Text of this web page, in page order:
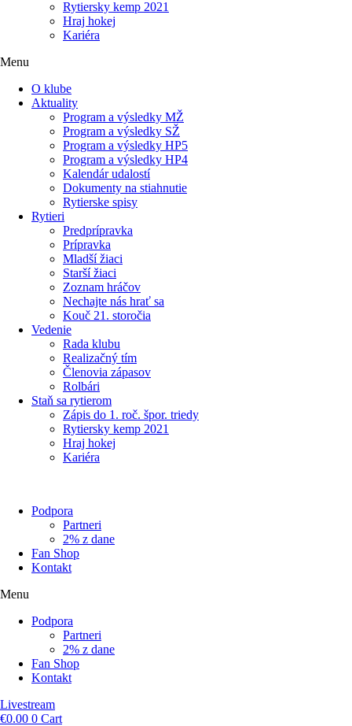
Rytiersky kemp 2021
Hraj hokej
Kariéra
Menu
O klube
Aktuality
Program a výsledky MŽ
Program a výsledky SŽ
Program a výsledky HP5
Program a výsledky HP4
Kalendár udalostí
Dokumenty na stiahnutie
Rytierske spisy
Rytieri
Predprípravka
Prípravka
Mladší žiaci
Starší žiaci
Zoznam hráčov
Nechajte nás hrať sa
Kouč 21. storočia
Vedenie
Rada klubu
Realizačný tím
Členovia zápasov
Rolbári
Staň sa rytierom
Zápis do 1. roč. špor. triedy
Rytiersky kemp 2021
Hraj hokej
Kariéra
Podpora
Partneri
2% z dane
Fan Shop
Kontakt
Menu
Podpora
Partneri
2% z dane
Fan Shop
Kontakt
Livestream
€0.00 0 Cart